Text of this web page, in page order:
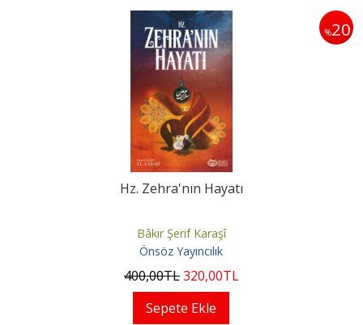
%20
Hz. Zehra'nın Hayatı
Bâkır Şerif Karaşî
Önsöz Yayıncılık
400,00TL320,00TL
Sepete Ekle